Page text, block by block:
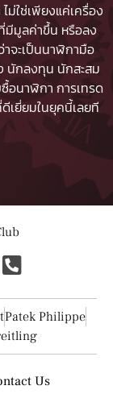
ใช่เพียงแค่เครื่อง
มีมูลค่าขึ้น หรือลง
จะเป็นนาฬิกามือ
นักลงทุน นักสะสม
อนาฬิกา การเทรด
เยี่ยมในยุคนี้เลยที
Patek Philippe
Us